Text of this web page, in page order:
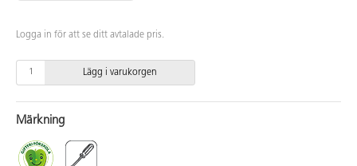
Logga in för att se ditt avtalade pris.
Lägg i varukorgen
Märkning